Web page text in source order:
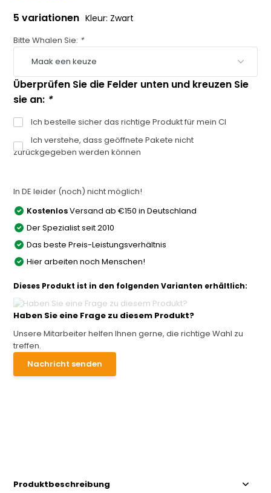
5 variationen Kleur: Zwart
Bitte Whalen Sie: *
Überprüfen Sie die Felder unten und kreuzen Sie
sie an: *
Ich bestelle sicher das richtige Produkt für mein CI
Ich verstehe, dass geöffnete Pakete nicht
zurückgegeben werden können
In DE leider (noch) nicht möglich!
KostenlosVersand ab €150 in Deutschland
Der Spezialist seit 2010
Das beste Preis-Leistungsverhältnis
Hier arbeiten noch Menschen!
Dieses Produkt ist in den folgenden Varianten erhältlich:
Haben Sie eine Frage zu diesem Produkt?
Unsere Mitarbeiter helfen Ihnen gerne, die richtige Wahl zu
treffen.
Nachricht senden
Produktbeschreibung